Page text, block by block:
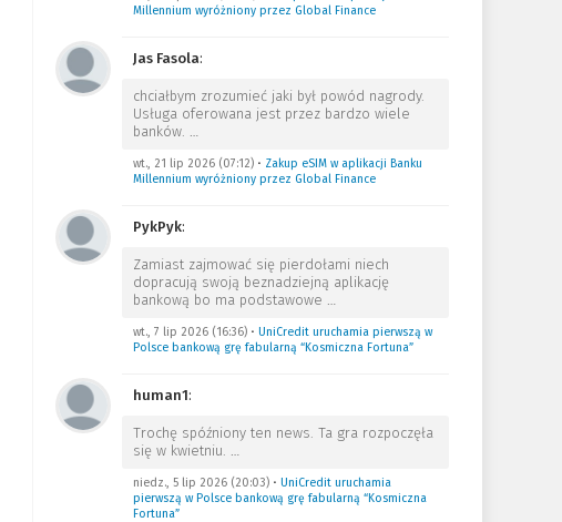
Millennium wyróżniony przez Global Finance
Jas Fasola:
chciałbym zrozumieć jaki był powód nagrody.
Usługa oferowana jest przez bardzo wiele
banków. …
wt., 21 lip 2026 (07:12)• Zakup eSIM w aplikacji Banku
Millennium wyróżniony przez Global Finance
PykPyk:
Zamiast zajmować się pierdołami niech
dopracują swoją beznadziejną aplikację
bankową bo ma podstawowe …
wt., 7 lip 2026 (16:36)• UniCredit uruchamia pierwszą w
Polsce bankową grę fabularną “Kosmiczna Fortuna”
human1:
Trochę spóźniony ten news. Ta gra rozpoczęła
się w kwietniu. …
niedz., 5 lip 2026 (20:03)• UniCredit uruchamia
pierwszą w Polsce bankową grę fabularną “Kosmiczna
Fortuna”